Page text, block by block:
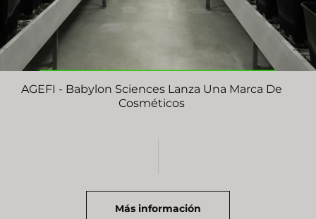
AGEFI - Babylon Sciences Lanza Una Marca De
Cosméticos
Más información